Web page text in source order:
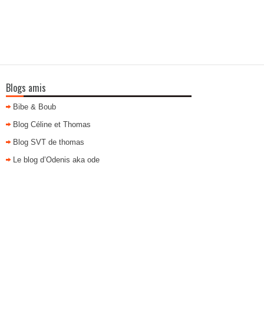
Blogs amis
Bibe & Boub
Blog Céline et Thomas
Blog SVT de thomas
Le blog d’Odenis aka ode